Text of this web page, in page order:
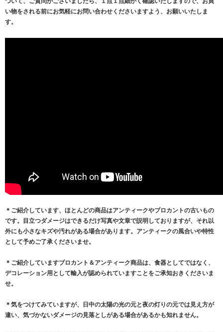
い物をされる前にお気軽にお問い合わせくださいますよう、お願いいたしま
す。
＊ご紹介しています、ほとんどの商品はアンティークやブロカントの古いもの
です。目立つダメージはできるだけ写真や文章で説明しておりますが、それ以
外にも小さなキズや汚れがある場合があります。アンティークの風合いや特性
として予めご了承くださいませ。
＊ご紹介していますブロカント＆アンティーク商品は、食器としてではなく、
デコレーション用として輸入が認められていますことをご承知おきくださいま
せ。
＊気をつけてみていますが、日中の太陽の光の元と夜の灯りの元では見え方が
違い、気づかないダメージの見落としがある場合があるかも知れません。